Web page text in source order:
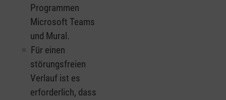
Programmen
Microsoft Teams
und Mural.
Für einen
störungsfreien
Verlauf ist es
erforderlich, dass